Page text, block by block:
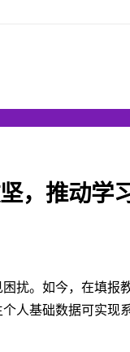
，推动学
扰。如今，在填报
人基础数据可实现